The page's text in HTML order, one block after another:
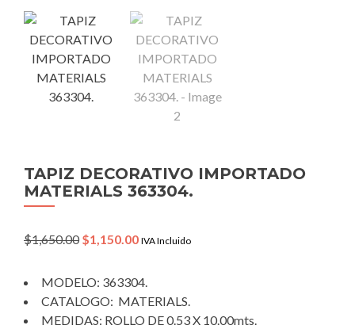
TAPIZ DECORATIVO IMPORTADO
MATERIALS 363304.
$1,650.00 Original
$1,650.00.
$1,150.00Current
$1,150.00.
IVA Incluido
MODELO: 363304.
CATALOGO: MATERIALS.
MEDIDAS: ROLLO DE 0.53 X 10.00mts.